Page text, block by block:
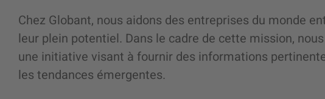
Chez Globant, nous aidons des entreprises du monde
leur plein potentiel. Dans le cadre de cette mission,
une initiative visant à fournir des informations
les tendances émergentes.